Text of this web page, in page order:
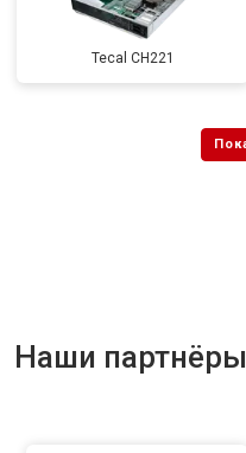
Tecal CH221
Наши партнёры